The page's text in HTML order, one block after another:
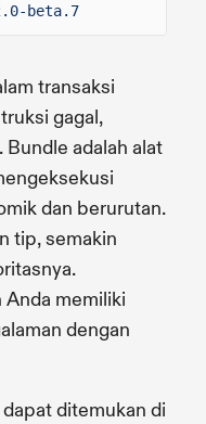
beta.7
transaksi
gagal,
adalah alat
dan berurutan.
tip, semakin
Anda memiliki
dengan
ditemukan di